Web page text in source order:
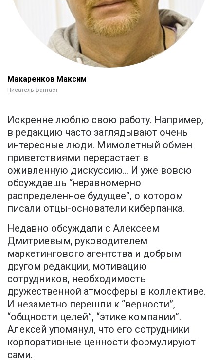
Макаренков Максим
Писатель-фантаст
Искренне люблю свою работу. Например,
в редакцию часто заглядывают очень
интересные люди. Мимолетный обмен
приветствиями перерастает в
оживленную дискуссию... И уже вовсю
обсуждаешь “неравномерно
распределенное будущее”, о котором
писали отцы-основатели киберпанка.
Недавно обсуждали с Алексеем
Дмитриевым, руководителем
маркетингового агентства и добрым
другом редакции, мотивацию
сотрудников, необходимость
дружественной атмосферы в коллективе.
И незаметно перешли к “верности”,
“общности целей”, “этике компании”.
Алексей упомянул, что его сотрудники
корпоративные ценности формулируют
сами.